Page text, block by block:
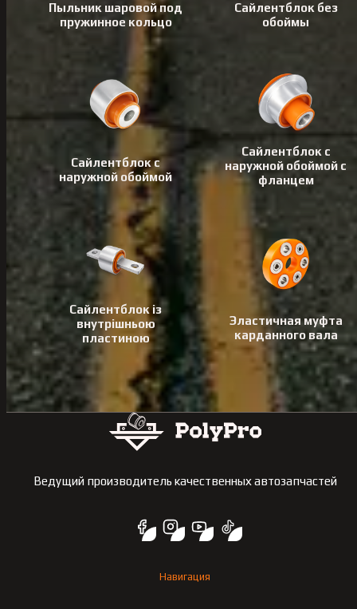
Пыльник шаровой под
пружинное кольцо
Сайлентблок без
обоймы
Сайлентблок с
наружной обоймой
Сайлентблок с
наружной обоймой с
фланцем
Сайлентблок із
внутрішньою
пластиною
Эластичная муфта
карданного вала
Ведущий производитель качественных автозапчастей
Навигация